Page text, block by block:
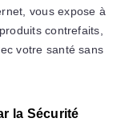
vous expose à
contrefaits,
votre santé sans
la Sécurité